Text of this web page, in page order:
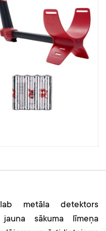
metāla detektors
sākuma līmeņa